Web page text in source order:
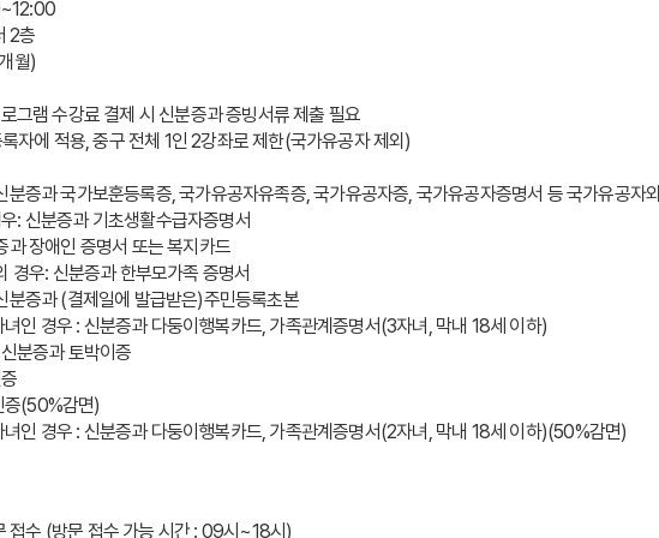
2층
월)
그램 수강료 결제 시 신분증과 증빙서류 제출 필요
자에 적용, 중구 전체 1인 2강좌로 제한(국가유공자 제외)
증과 국가보훈등록증, 국가유공자유족증, 국가유공자증, 국가유공자증명서 등 국가유공자
: 신분증과 기초생활수급자증명서
장애인 증명서 또는 복지카드
경우: 신분증과 한부모가족 증명서
증과 (결제일에 발급받은)주민등록초본
인 경우 : 신분증과 다둥이행복카드, 가족관계증명서(3자녀, 막내 18세 이하)
분증과 토박이증
(50%감면)
인 경우 : 신분증과 다둥이행복카드, 가족관계증명서(2자녀, 막내 18세 이하)(50%감면)
접수 (방문 접수 가능 시간 : 09시~18시)